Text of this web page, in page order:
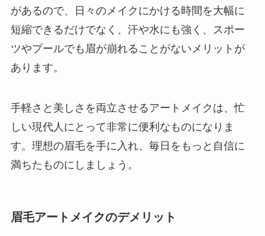
があるので、日々のメイクにかける時間を大幅に
短縮できるだけでなく、汗や水にも強く、スポー
ツやプールでも眉が崩れることがないメリットが
あります。
手軽さと美しさを両立させるアートメイクは、忙
しい現代人にとって非常に便利なものになりま
す。理想の眉毛を手に入れ、毎日をもっと自信に
満ちたものにしましょう。
眉毛アートメイクのデメリット